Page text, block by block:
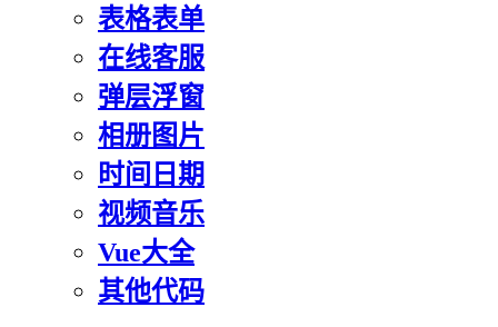
表格表单
在线客服
弹层浮窗
相册图片
时间日期
视频音乐
Vue大全
其他代码